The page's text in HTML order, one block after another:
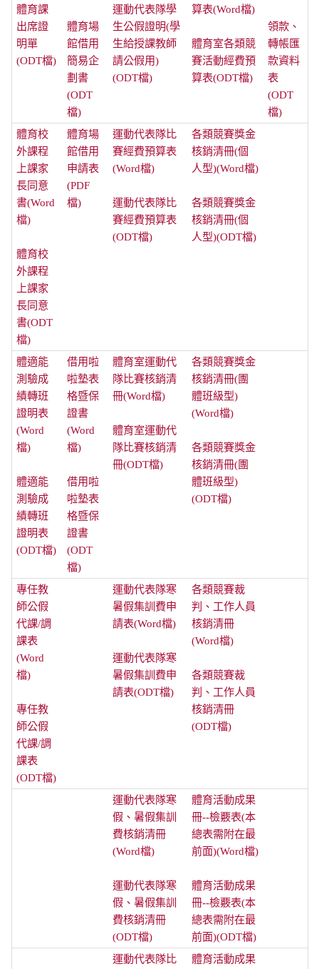
體育課
出席證
明單
(ODT檔)
體育場
館借用
簡易企
劃書
(ODT
檔)
運動代表隊學
生公假證明(學
生給授課教師
請公假用)
(ODT檔)
算表(Word檔)
體育室各類競
賽活動經費預
算表(ODT檔)
領款、
轉帳匯
款資料
表
(ODT
檔)
體育校
外課程
上課家
長同意
書(Word
檔)
體育校
外課程
上課家
長同意
書(ODT
檔)
體育場
館借用
申請表
(PDF
檔)
運動代表隊比
賽經費預算表
(Word檔)
運動代表隊比
賽經費預算表
(ODT檔)
各類競賽獎金
核銷清冊(個
人型)(Word檔)
各類競賽獎金
核銷清冊(個
人型)(ODT檔)
體適能
測驗成
績轉班
證明表
(Word
檔)
體適能
測驗成
績轉班
證明表
(ODT檔)
借用啦
啦墊表
格暨保
證書
(Word
檔)
借用啦
啦墊表
格暨保
證書
(ODT
檔)
體育室運動代
隊比賽核銷清
冊(Word檔)
體育室運動代
隊比賽核銷清
冊(ODT檔)
各類競賽獎金
核銷清冊(團
體班級型)
(Word檔)
各類競賽獎金
核銷清冊(團
體班級型)
(ODT檔)
專任教
師公假
代課/調
課表
(Word
檔)
專任教
師公假
代課/調
課表
(ODT檔)
運動代表隊寒
暑假集訓費申
請表(Word檔)
運動代表隊寒
暑假集訓費申
請表(ODT檔)
各類競賽裁
判、工作人員
核銷清冊
(Word檔)
各類競賽裁
判、工作人員
核銷清冊
(ODT檔)
運動代表隊寒
假、暑假集訓
費核銷清冊
(Word檔)
運動代表隊寒
假、暑假集訓
費核銷清冊
(ODT檔)
體育活動成果
冊--檢覈表(本
總表需附在最
前面)(Word檔)
體育活動成果
冊--檢覈表(本
總表需附在最
前面)(ODT檔)
運動代表隊比
體育活動成果